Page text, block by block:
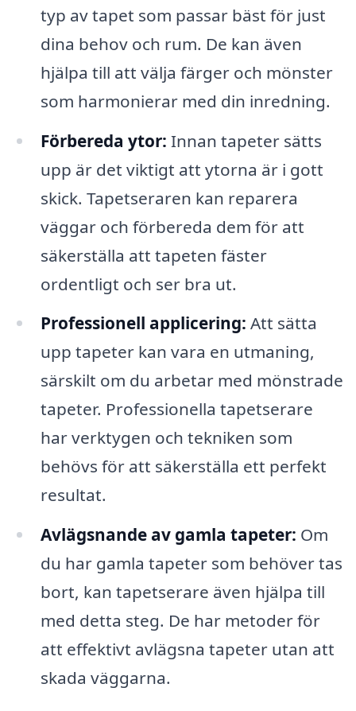
typ av tapet som passar bäst för just
dina behov och rum. De kan även
hjälpa till att välja färger och mönster
som harmonierar med din inredning.
Förbereda ytor: Innan tapeter sätts
upp är det viktigt att ytorna är i gott
skick. Tapetseraren kan reparera
väggar och förbereda dem för att
säkerställa att tapeten fäster
ordentligt och ser bra ut.
Professionell applicering: Att sätta
upp tapeter kan vara en utmaning,
särskilt om du arbetar med mönstrade
tapeter. Professionella tapetserare
har verktygen och tekniken som
behövs för att säkerställa ett perfekt
resultat.
Avlägsnande av gamla tapeter: Om
du har gamla tapeter som behöver tas
bort, kan tapetserare även hjälpa till
med detta steg. De har metoder för
att effektivt avlägsna tapeter utan att
skada väggarna.